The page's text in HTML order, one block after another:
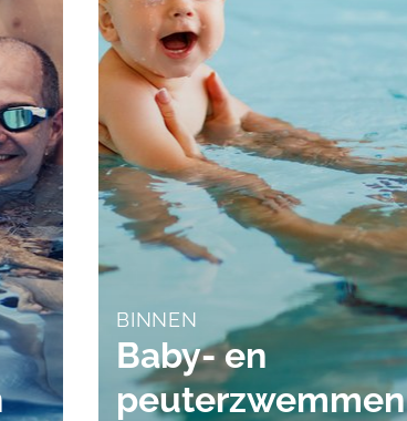
BINNEN
Baby- en
peuterzwemmen